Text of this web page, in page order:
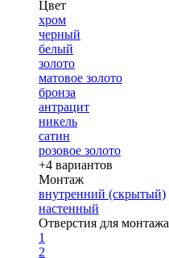
Цвет
хром
черный
белый
золото
матовое золото
бронза
антрацит
никель
сатин
розовое золото
+4 вариантов
Монтаж
внутренний (скрытый)
настенный
Отверстия для монтажа
1
2